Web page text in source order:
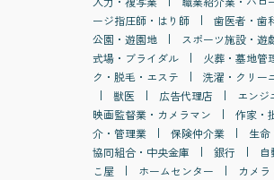
ージ指圧師・はり師
歯医者・歯
公園・遊園地
スポーツ施設・遊
式場・ブライダル
火葬・墓地管
ク・脱毛・エステ
洗濯・クリー
獣医
広告代理店 エンジ
映画監督業・カメラマン
作家・
介・管理業
保険仲介業 生命
協同組合・中央金庫
銀行
こ屋
ホームセンター カメ